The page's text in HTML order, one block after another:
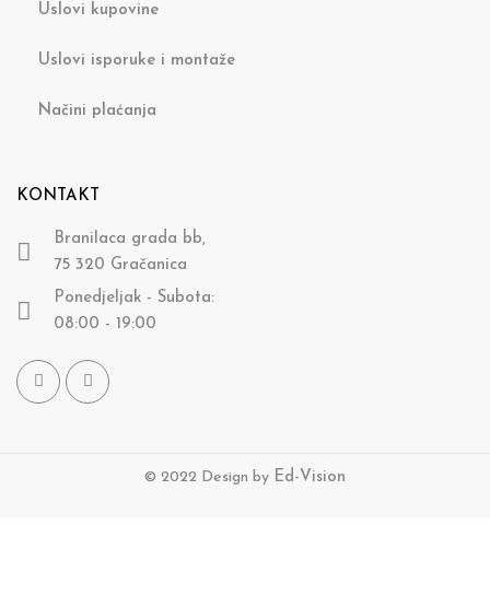
Uslovi kupovine
Uslovi isporuke i montaže
Načini plaćanja
KONTAKT
Branilaca grada bb,
75 320 Gračanica
Ponedjeljak - Subota:
08:00 - 19:00
© 2022 Design by Ed-Vision